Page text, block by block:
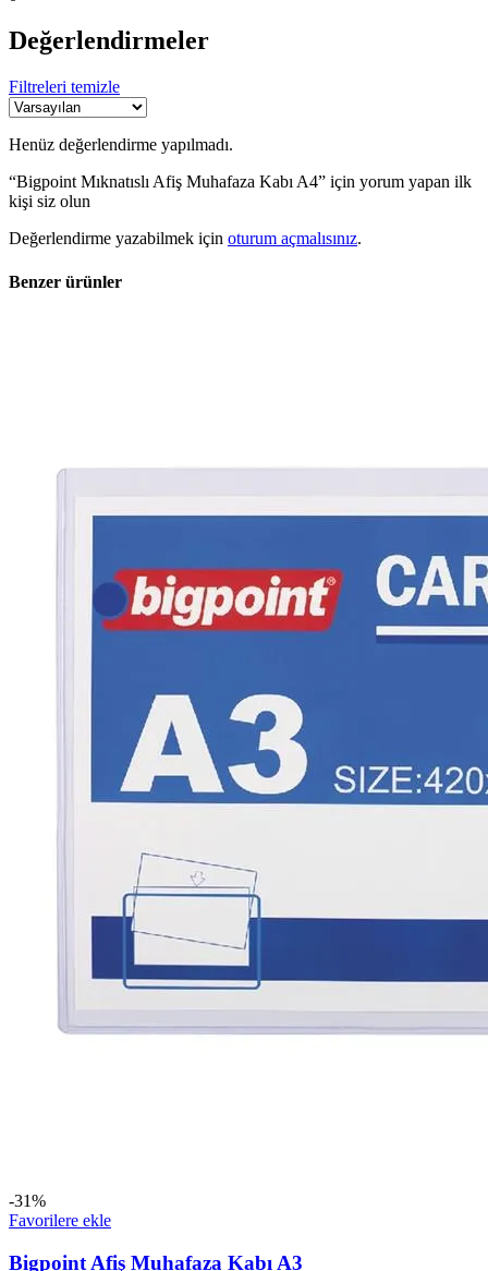
Değerlendirmeler
Filtreleri temizle
Henüz değerlendirme yapılmadı.
“Bigpoint Mıknatıslı Afiş Muhafaza Kabı A4” için yorum yapan ilk
kişi siz olun
Değerlendirme yazabilmek için oturum açmalısınız.
Benzer ürünler
-31%
Favorilere ekle
Bigpoint Afiş Muhafaza Kabı A3